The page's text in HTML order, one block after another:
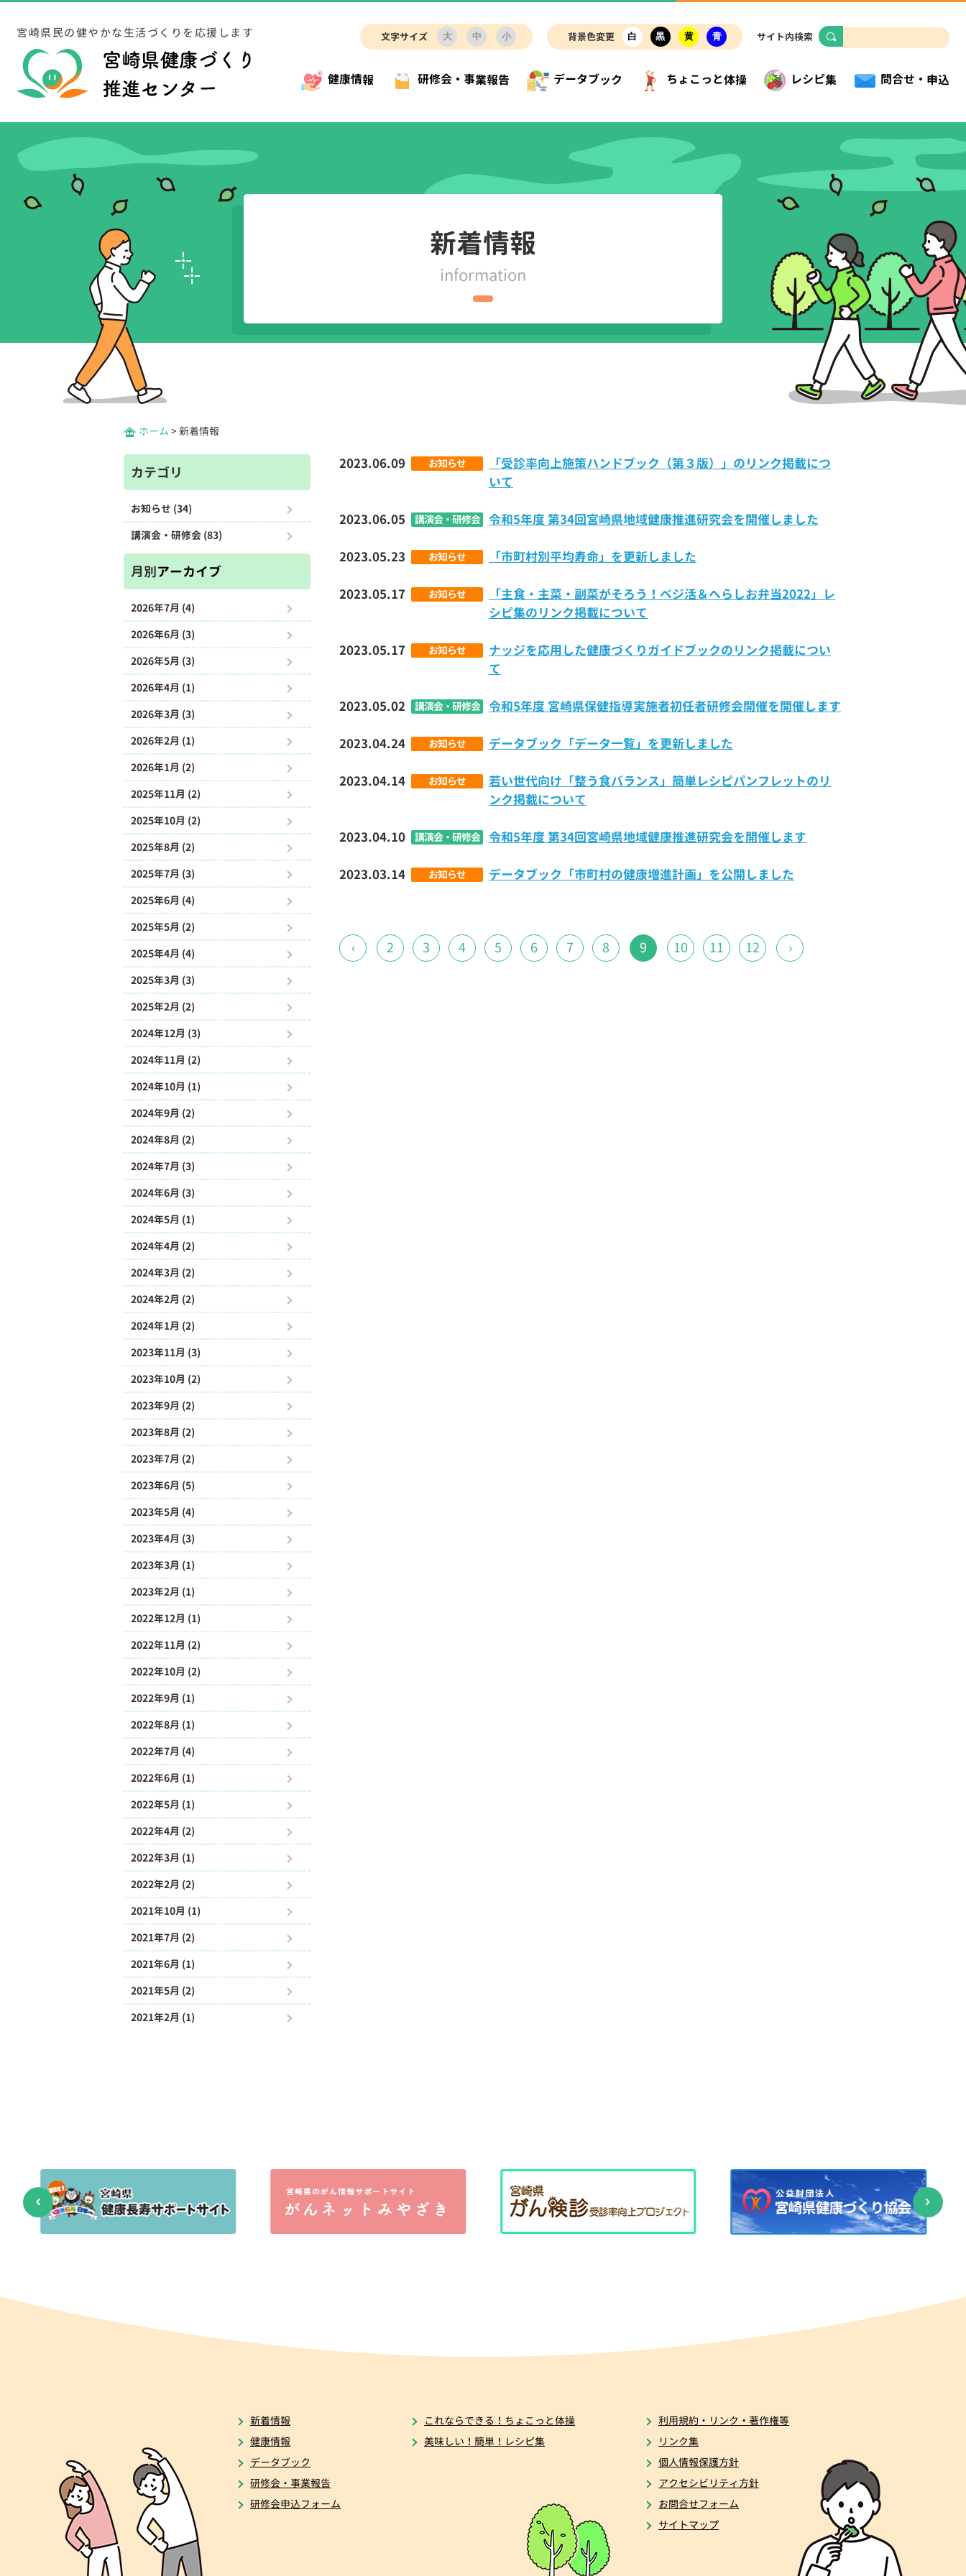
宮崎県民の健やかな生活づくりを応援します 文字サイズ 大 中 小 背景色変更 白 黒 黄 青 サイト内検索
健康情報 研修会・事業報告 データブック ちょこっと体操 レシピ集 問合せ・申込
健康情報
喫煙
循環器病
糖尿病
健康チェック
研修会・事業報告
健診・保健指導従事者研修会
母子保健指導者研修会
宮崎県市町村健康づくり推進員等研修会
食生活改善推進員研修会
宮崎県地域健康推進研究会
「働く女性の健康づくり」に着目した効果検証事業
データブック
宮崎県の現状
市町村における健康増進計画
ちょこっと体操
からだの不調対策（腰痛、肩こり、膝痛、疲れなどに関連すること）
レシピ集
子どもの苦手克服！野菜料理
バランスGood！料理 簡単！ヘルシーおつまみ料理 ヘルシーおやつレシピ
問合せ・申込
お問い合わせ
新着情報
information
ホーム > 新着情報
2023.06.09 お知らせ
「受診率向上施策ハンドブック（第３版）」のリンク掲載につ
いて
2023.06.05 講演会・研修会 令和5年度 第34回宮崎県地域健康推進研究会を開催しました
2023.05.23 お知らせ 「市町村別平均寿命」を更新しました
2023.05.17 お知らせ
「主食・主菜・副菜がそろう！ベジ活＆へらしお弁当2022」レ
シピ集のリンク掲載について
2023.05.17 お知らせ
ナッジを応用した健康づくりガイドブックのリンク掲載につい
て
2023.05.02 講演会・研修会 令和5年度 宮崎県保健指導実施者初任者研修会開催を開催します
2023.04.24 お知らせ データブック「データ一覧」を更新しました
2023.04.14 お知らせ
若い世代向け「整う食バランス」簡単レシピパンフレットのリ
ンク掲載について
2023.04.10 講演会・研修会 令和5年度 第34回宮崎県地域健康推進研究会を開催します
2023.03.14 お知らせ データブック「市町村の健康増進計画」を公開しました
‹ 2 3 4 5 6 7 8 9 10 11 12 ›
カテゴリ
お知らせ (34)
講演会・研修会 (83)
月別アーカイブ
2026年7月 (4)
2026年6月 (3)
2026年5月 (3)
2026年4月 (1)
2026年3月 (3)
2026年2月 (1)
2026年1月 (2)
2025年11月 (2)
2025年10月 (2)
2025年8月 (2)
2025年7月 (3)
2025年6月 (4)
2025年5月 (2)
2025年4月 (4)
2025年3月 (3)
2025年2月 (2)
2024年12月 (3)
2024年11月 (2)
2024年10月 (1)
2024年9月 (2)
2024年8月 (2)
2024年7月 (3)
2024年6月 (3)
2024年5月 (1)
2024年4月 (2)
2024年3月 (2)
2024年2月 (2)
2024年1月 (2)
2023年11月 (3)
2023年10月 (2)
2023年9月 (2)
2023年8月 (2)
2023年7月 (2)
2023年6月 (5)
2023年5月 (4)
2023年4月 (3)
2023年3月 (1)
2023年2月 (1)
2022年12月 (1)
2022年11月 (2)
2022年10月 (2)
2022年9月 (1)
2022年8月 (1)
2022年7月 (4)
2022年6月 (1)
2022年5月 (1)
2022年4月 (2)
2022年3月 (1)
2022年2月 (2)
2021年10月 (1)
2021年7月 (2)
2021年6月 (1)
2021年5月 (2)
2021年2月 (1)
新着情報
健康情報
データブック
研修会・事業報告
研修会申込フォーム
これならできる！ちょこっと体操
美味しい！簡単！レシピ集
利用規約・リンク・著作権等
リンク集
個人情報保護方針
アクセシビリティ方針
お問合せフォーム
サイトマップ